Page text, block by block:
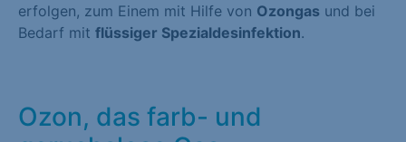
erfolgen, zum Einem mit Hilfe von Ozongas und bei
Bedarf mit flüssiger Spezialdesinfektion.
Ozon, das farb- und